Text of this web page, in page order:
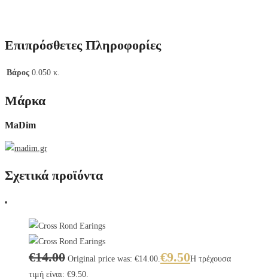
Επιπρόσθετες Πληροφορίες
Βάρος 0.050 κ.
Μάρκα
MaDim
Σχετικά προϊόντα
€14.00 Original price was: €14.00. €9.50Η τρέχουσα
τιμή είναι: €9.50.